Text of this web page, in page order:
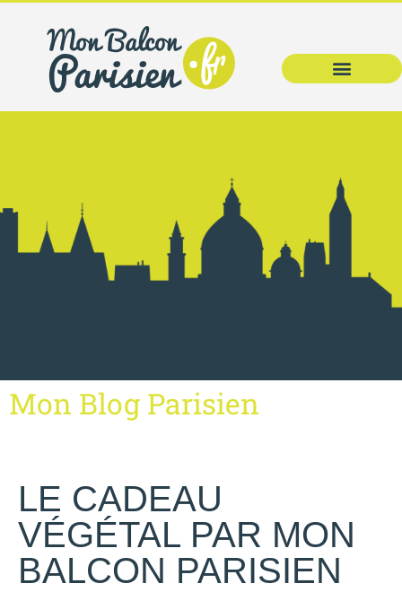
Mon Blog Parisien
LE CADEAU
VÉGÉTAL PAR MON
BALCON PARISIEN